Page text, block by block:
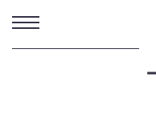
Pasar
contenido